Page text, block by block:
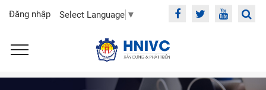
Đăng nhập Select Language ▼